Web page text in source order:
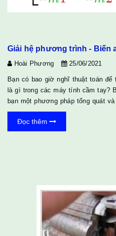
Giải hệ phương trình - Biến
Hoài Phương 25/06/2021
Bạn có bao giờ nghĩ thuật toán
là gì trong các máy tính cầm tay?
bạn một phương pháp tổng quát
ma trận vuông cấp n. Với phương
phương trình n ẩn tùy ý miễn là
SRAM và bộ nhớ flash. Không dài
Đọc thêm